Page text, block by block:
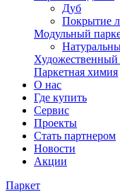
Дуб
Покрытие
Модульный
Художественный
Паркетная химия
О нас
Где купить
Сервис
Проекты
Стать партнером
Новости
Акции
Паркет